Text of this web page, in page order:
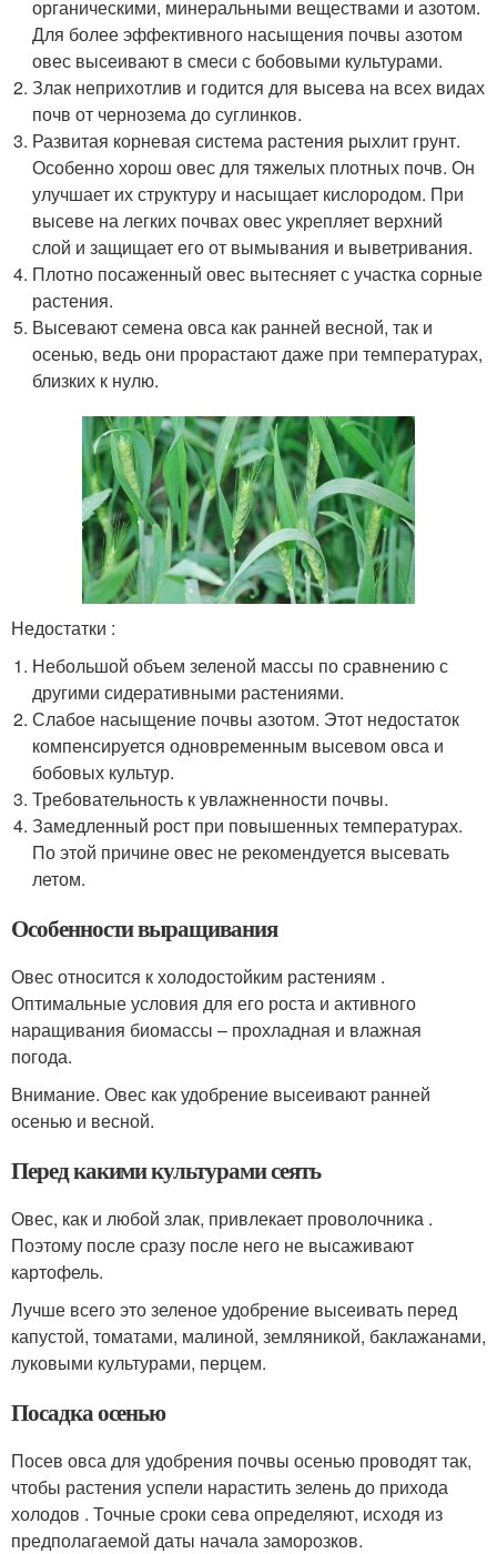
органическими, минеральными веществами и азотом.
Для более эффективного насыщения почвы азотом
овес высеивают в смеси с бобовыми культурами.
Злак неприхотлив и годится для высева на всех видах
почв от чернозема до суглинков.
Развитая корневая система растения рыхлит грунт.
Особенно хорош овес для тяжелых плотных почв. Он
улучшает их структуру и насыщает кислородом. При
высеве на легких почвах овес укрепляет верхний
слой и защищает его от вымывания и выветривания.
Плотно посаженный овес вытесняет с участка сорные
растения.
Высевают семена овса как ранней весной, так и
осенью, ведь они прорастают даже при температурах,
близких к нулю.
Недостатки :
Небольшой объем зеленой массы по сравнению с
другими сидеративными растениями.
Слабое насыщение почвы азотом. Этот недостаток
компенсируется одновременным высевом овса и
бобовых культур.
Требовательность к увлажненности почвы.
Замедленный рост при повышенных температурах.
По этой причине овес не рекомендуется высевать
летом.
Особенности выращивания
Овес относится к холодостойким растениям .
Оптимальные условия для его роста и активного
наращивания биомассы – прохладная и влажная
погода.
Внимание. Овес как удобрение высеивают ранней
осенью и весной.
Перед какими культурами сеять
Овес, как и любой злак, привлекает проволочника .
Поэтому после сразу после него не высаживают
картофель.
Лучше всего это зеленое удобрение высеивать перед
капустой, томатами, малиной, земляникой, баклажанами,
луковыми культурами, перцем.
Посадка осенью
Посев овса для удобрения почвы осенью проводят так,
чтобы растения успели нарастить зелень до прихода
холодов . Точные сроки сева определяют, исходя из
предполагаемой даты начала заморозков.